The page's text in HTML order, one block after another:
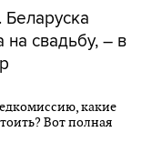
. Беларуска
на свадьбу, – в